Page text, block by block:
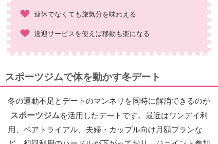
連休でなくても旅気分を味わえる
送迎サービスを使えば移動も楽になる
スポーツジムで体を動かす冬デート
冬の運動不足とデートのマンネリを同時に解消できるのが
スポーツジムを活用したデートです。最近はワンデイ利
用、ペアトライアル、夫婦・カップル向け月額プランな